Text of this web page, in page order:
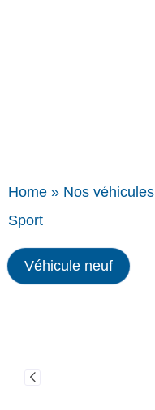
Home » Nos véhicules
Sport
Véhicule neuf